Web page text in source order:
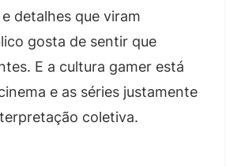
detalhes que viram
gosta de sentir que
E a cultura gamer está
e as séries justamente
coletiva.